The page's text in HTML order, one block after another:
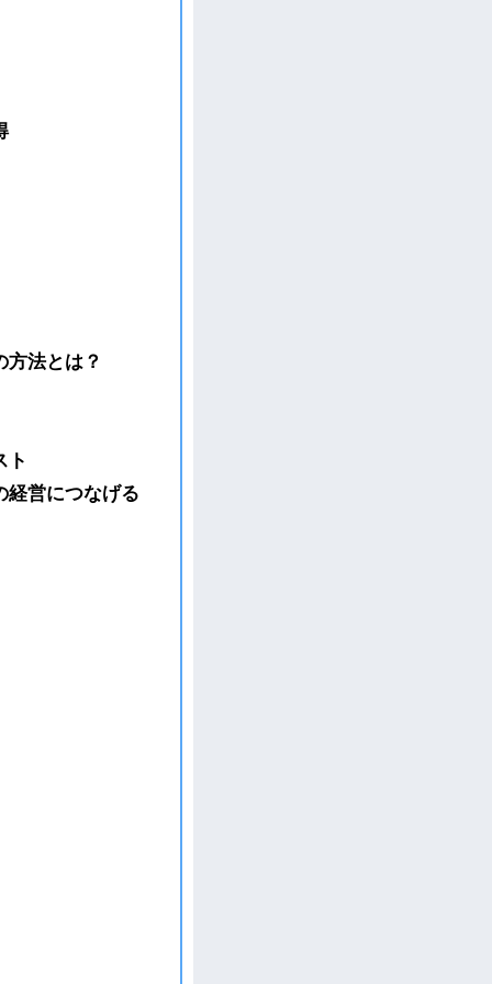
法とは？
ト
経営につなげる